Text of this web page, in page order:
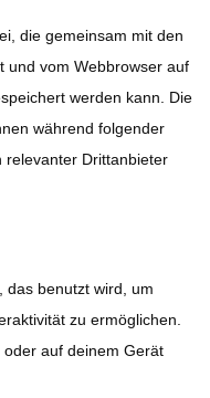
die gemeinsam mit den
und vom Webbrowser auf
werden kann. Die
während folgender
relevanter Drittanbieter
das benutzt wird, um
zu ermöglichen.
auf deinem Gerät